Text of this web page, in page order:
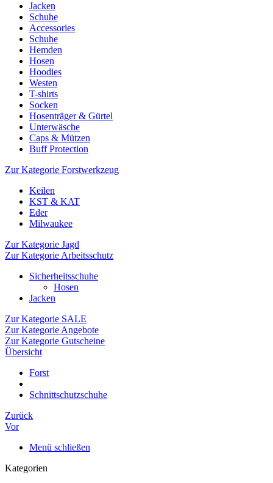
Jacken
Schuhe
Accessories
Schuhe
Hemden
Hosen
Hoodies
Westen
T-shirts
Socken
Hosenträger & Gürtel
Unterwäsche
Caps & Mützen
Buff Protection
Zur Kategorie Forstwerkzeug
Keilen
KST & KAT
Eder
Milwaukee
Zur Kategorie Jagd
Zur Kategorie Arbeitsschutz
Sicherheitsschuhe
Hosen
Jacken
Zur Kategorie SALE
Zur Kategorie Angebote
Zur Kategorie Gutscheine
Übersicht
Forst
Schnittschutzschuhe
Zurück
Vor
Menü schließen
Kategorien